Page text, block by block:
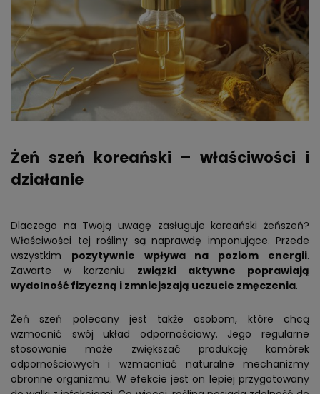
Żeń szeń koreański – właściwości i
działanie
Dlaczego na Twoją uwagę zasługuje koreański żeńszeń?
Właściwości tej rośliny są naprawdę imponujące. Przede
wszystkim pozytywnie wpływa na poziom energii.
Zawarte w korzeniu związki aktywne poprawiają
wydolność fizyczną i zmniejszają uczucie zmęczenia.
Żeń szeń polecany jest także osobom, które chcą
wzmocnić swój układ odpornościowy. Jego regularne
stosowanie może zwiększać produkcję komórek
odpornościowych i wzmacniać naturalne mechanizmy
obronne organizmu. W efekcie jest on lepiej przygotowany